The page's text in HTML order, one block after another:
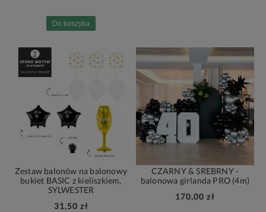
Do koszyka
Zestaw balonów na balonowy
bukiet BASIC z kieliszkiem,
SYLWESTER
31,50 zł
CZARNY & SREBRNY -
balonowa girlanda PRO (4m)
170,00 zł